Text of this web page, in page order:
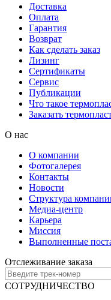
Доставка
Оплата
Гарантия
Возврат
Как сделать заказ
Лизинг
Сертификаты
Сервис
Публикации
Что такое
Заказать
О нас
О компании
Фотогалерея
Контакты
Новости
Структура
Медиа-центр
Карьера
Миссия
Выполненные
Отслеживание заказа
СОТРУДНИЧЕСТВО